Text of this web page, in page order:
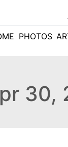
PHOTOS
30,